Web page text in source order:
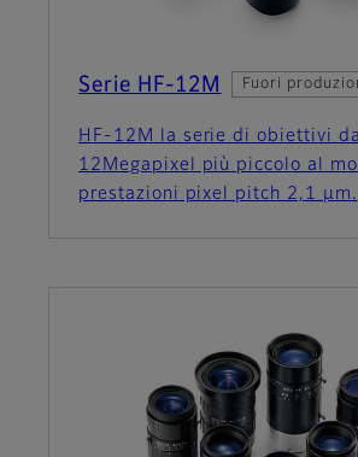
Serie HF-12M Fuori
HF-12M la serie di obiettivi da
12Megapixel più piccolo al
prestazioni pixel pitch 2,1 μm.